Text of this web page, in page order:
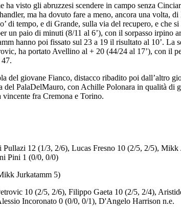
ha visto gli abruzzesi scendere in campo senza
ma ha dovuto fare a meno, ancora una volta,
tempo, e di Grande, sulla via del recupero, e che
un paio di minuti (8/11 al 6’), con il sorpasso irpino
hanno poi fissato sul 23 a 19 il risultato al 10’.
ha portato Avellino al + 20 (44/24 al 17’), con il
giovane Fianco, distacco ribadito poi dall’altro
PalaDelMauro, con Achille Polonara in qualità di
fra Cremona e Torino.
12 (1/3, 2/6), Lucas Fresno 10 (2/5, 2/5),
Pini 1 (0/0, 0/0)
Jurkatamm 5)
10 (2/5, 2/6), Filippo Gaeta 10 (2/5, 2/4),
Incoronato 0 (0/0, 0/1), D'Angelo Harrison n.e.